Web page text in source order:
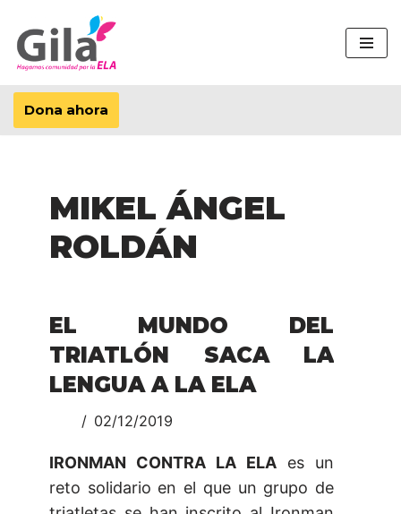
Saltar
al
contenido
Dona ahora
MIKEL ÁNGEL
ROLDÁN
EL MUNDO DEL
TRIATLÓN SACA LA
LENGUA A LA ELA
02/12/2019
IRONMAN CONTRA LA ELA es un
reto solidario en el que un grupo de